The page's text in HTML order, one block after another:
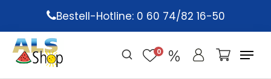
main
content
Bestell-Hotline: 0 60 74/82 16-50
0